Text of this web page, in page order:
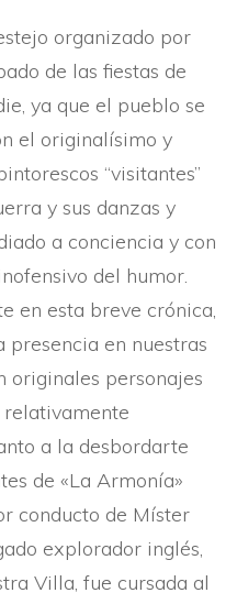
organizado por
de las fiestas de
ya que el pueblo se
el originalí­simo y
“visitantes”
y sus danzas y
a conciencia y con
del humor.
en esta breve crónica,
presencia en nuestras
originales personajes
relativamente
a la desbordarte
de «La Armoní­a»
conducto de Mí­ster
explorador inglés,
Villa, fue cursada al